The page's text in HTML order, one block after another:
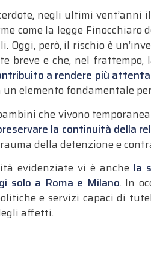
negli ultimi
come la legge Finocchiaro
Oggi, però, il rischio è
breve e che, nel
a rendere più attenta
elemento fondamentale
che vivono
la continuità della
della detenzione e
evidenziate vi è anche la
solo a Roma e Milano. In
e servizi capaci di
affetti.